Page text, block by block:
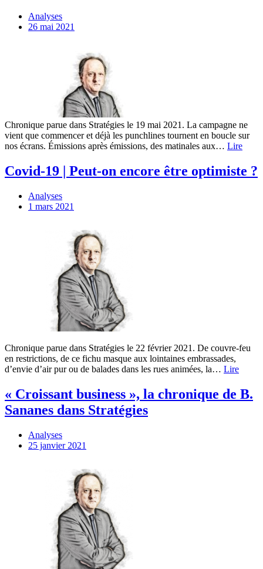
Analyses
26 mai 2021
Chronique parue dans Stratégies le 19 mai 2021. La campagne ne
vient que commencer et déjà les punchlines tournent en boucle sur
nos écrans. Émissions après émissions, des matinales aux… Lire
Covid-19 | Peut-on encore être optimiste ?
Analyses
1 mars 2021
Chronique parue dans Stratégies le 22 février 2021. De couvre-feu
en restrictions, de ce fichu masque aux lointaines embrassades,
d’envie d’air pur ou de balades dans les rues animées, la… Lire
« Croissant business », la chronique de B.
Sananes dans Stratégies
Analyses
25 janvier 2021